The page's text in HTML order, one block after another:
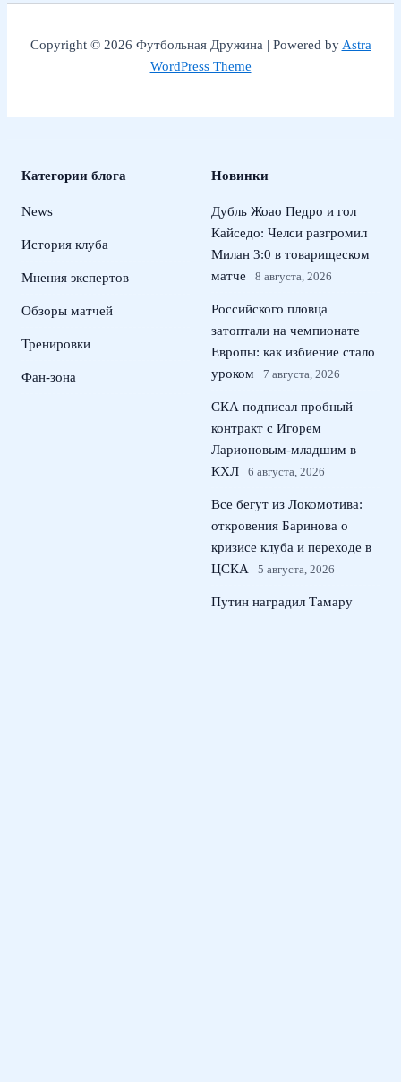
Copyright © 2026 Футбольная Дружина | Powered byAstra
WordPress Theme
Категории блога
News
История клуба
Мнения экспертов
Обзоры матчей
Тренировки
Фан-зона
Новинки
Дубль Жоао Педро и гол
Кайседо: Челси разгромил
Милан 3:0 в товарищеском
матче
8 августа, 2026
Российского пловца
затоптали на чемпионате
Европы: как избиение стало
уроком
7 августа, 2026
СКА подписал пробный
контракт с Игорем
Ларионовым‑младшим в
КХЛ
6 августа, 2026
Все бегут из Локомотива:
откровения Баринова о
кризисе клуба и переходе в
ЦСКА
5 августа, 2026
Путин наградил Тамару